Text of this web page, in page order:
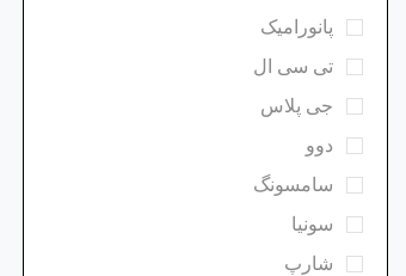
پانورامیک
تی سی ال
جی پلاس
دوو
سامسونگ
سونیا
شارپ